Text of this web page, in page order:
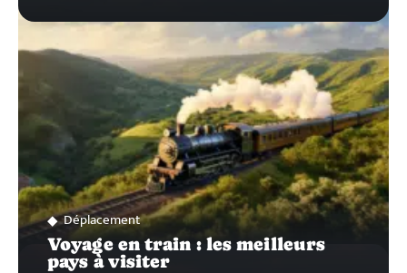
Déplacement
Voyage en train : les meilleurs
pays à visiter